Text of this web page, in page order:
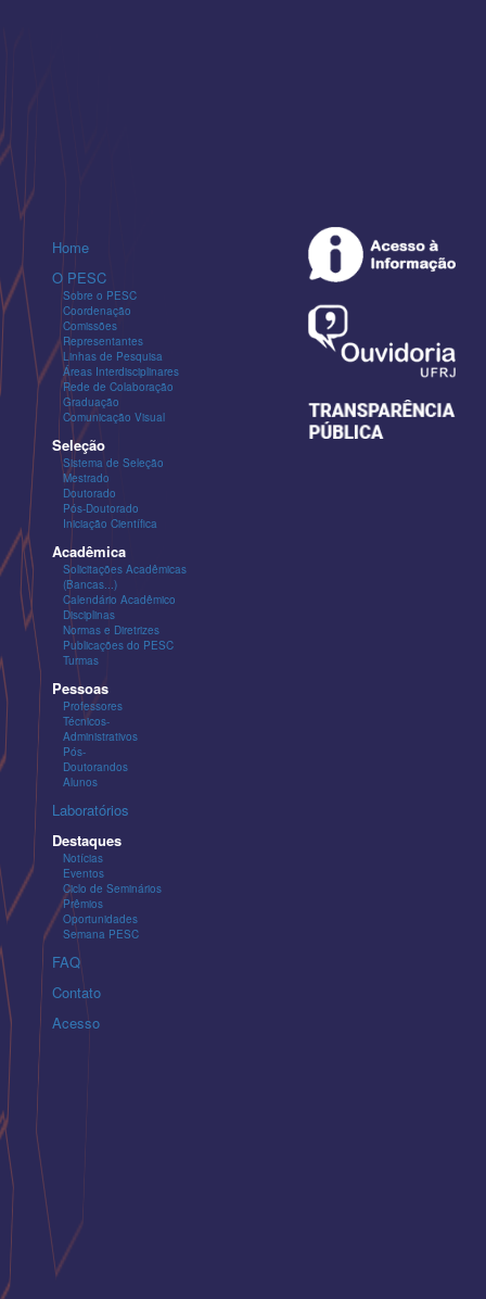
Home
O PESC
Sobre o PESC
Coordenação
Comissões
Representantes
Linhas de Pesquisa
Áreas Interdisciplinares
Rede de Colaboração
Graduação
Comunicação Visual
Seleção
Sistema de Seleção
Mestrado
Doutorado
Pós-Doutorado
Iniciação Científica
Acadêmica
Solicitações Acadêmicas
(Bancas...)
Calendário Acadêmico
Disciplinas
Normas e Diretrizes
Publicações do PESC
Turmas
Pessoas
Professores
Técnicos-
Administrativos
Pós-
Doutorandos
Alunos
Laboratórios
Destaques
Notícias
Eventos
Ciclo de Seminários
Prêmios
Oportunidades
Semana PESC
FAQ
Contato
Acesso